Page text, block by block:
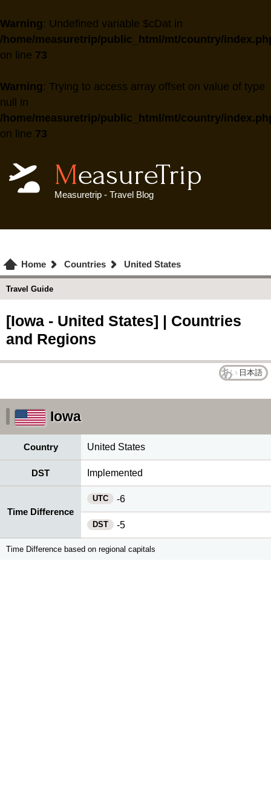
Warning: Undefined variable $cDat in
/home/measuretrip/public_html/mt/country/
on line 73
Warning: Trying to access array offset on value of type
null in
/home/measuretrip/public_html/mt/country/
on line 73
MeasureTrip
Measuretrip - Travel Blog
Home Countries United States
Travel Guide
[Iowa - United States] | Countries
and Regions
日本語
Iowa
Country United States
DST Implemented
Time Difference
UTC -6
DST -5
Time Difference based on regional capitals